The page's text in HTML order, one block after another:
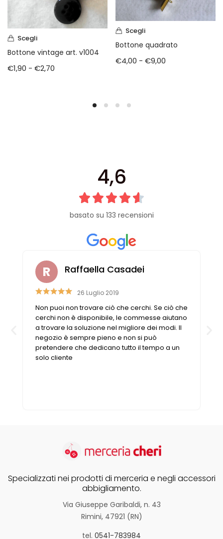
Scegli
Bottone vintage art. v1004
€1,90 - €2,70
Scegli
Bottone quadrato
€4,00 - €9,00
4,6
basato su 133 recensioni
Raffaella Casadei
26 Luglio 2019
Non puoi non trovare ciò che cerchi. Se ciò che
cerchi non è disponibile, le commesse aiutano
a trovare la soluzione nel migliore dei modi. Il
negozio è sempre pieno e non si può
pretendere che dedicano tutto il tempo a un
solo cliente
Specializzati nei prodotti di merceria e negli accessori
abbigliamento.
Via Giuseppe Garibaldi, n. 43
Rimini, 47921 (RN)
tel. 0541-783984